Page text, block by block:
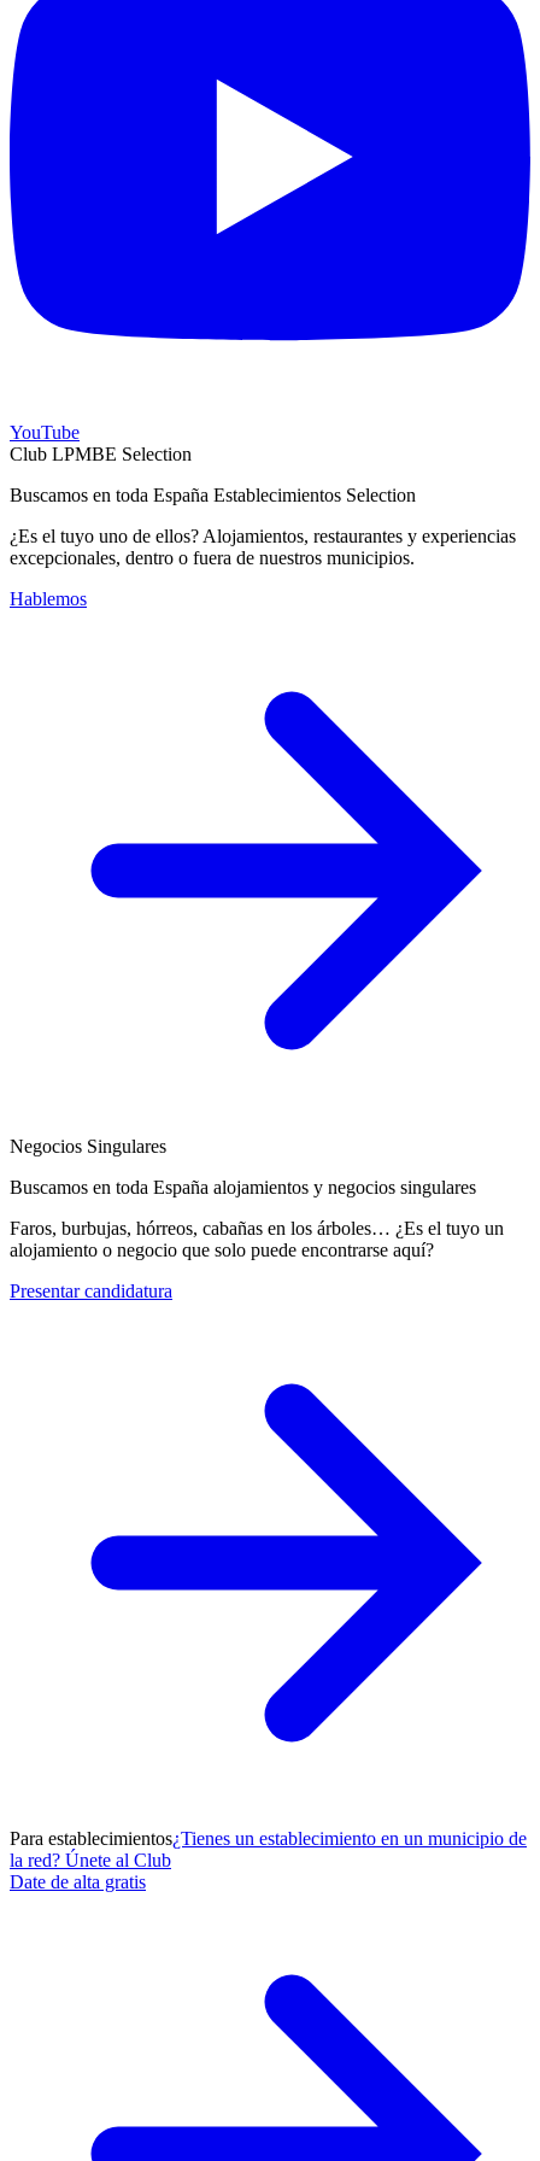
YouTube
Club LPMBE Selection
Buscamos en toda España Establecimientos Selection
¿Es el tuyo uno de ellos? Alojamientos, restaurantes y experiencias
excepcionales, dentro o fuera de nuestros municipios.
Hablemos
Negocios Singulares
Buscamos en toda España alojamientos y negocios singulares
Faros, burbujas, hórreos, cabañas en los árboles… ¿Es el tuyo un
alojamiento o negocio que solo puede encontrarse aquí?
Presentar candidatura
Para establecimientos¿Tienes un establecimiento en un municipio de
la red? Únete al Club
Date de alta gratis